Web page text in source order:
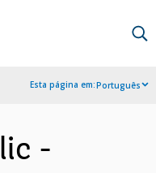
Esta página em:Português
-